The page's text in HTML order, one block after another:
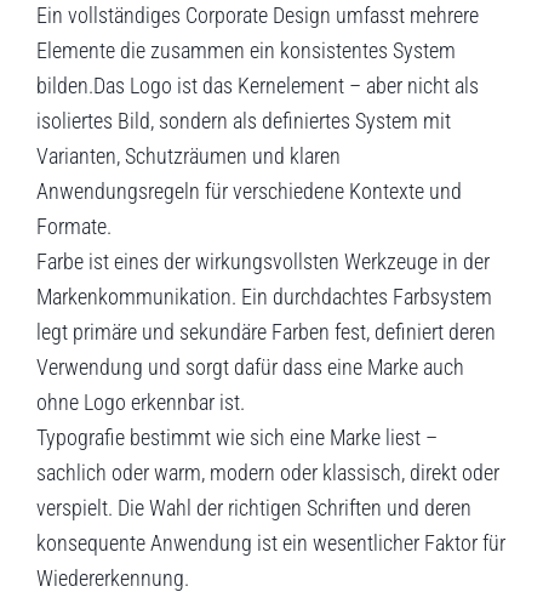
Ein vollständiges Corporate Design umfasst mehrere
Elemente die zusammen ein konsistentes System
bilden.Das Logo ist das Kernelement – aber nicht als
isoliertes Bild, sondern als definiertes System mit
Varianten, Schutzräumen und klaren
Anwendungsregeln für verschiedene Kontexte und
Formate.
Farbe ist eines der wirkungsvollsten Werkzeuge in der
Markenkommunikation. Ein durchdachtes Farbsystem
legt primäre und sekundäre Farben fest, definiert deren
Verwendung und sorgt dafür dass eine Marke auch
ohne Logo erkennbar ist.
Typografie bestimmt wie sich eine Marke liest –
sachlich oder warm, modern oder klassisch, direkt oder
verspielt. Die Wahl der richtigen Schriften und deren
konsequente Anwendung ist ein wesentlicher Faktor für
Wiedererkennung.